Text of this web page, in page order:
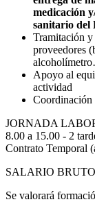
medicación
sanitario del
Tramitación y
proveedores
Apoyo al
actividad
Coordinación
JORNADA
8.00 a 15.00 - 2
Contrato Temporal
SALARIO BRUTO
Se valorará